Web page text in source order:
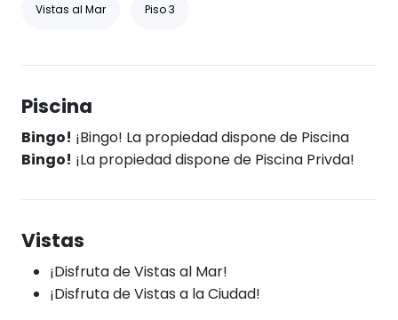
Vistas al Mar Piso 3
Piscina
Bingo! ¡Bingo! La propiedad dispone de Piscina
Bingo! ¡La propiedad dispone de Piscina Privda!
Vistas
¡Disfruta de Vistas al Mar!
¡Disfruta de Vistas a la Ciudad!